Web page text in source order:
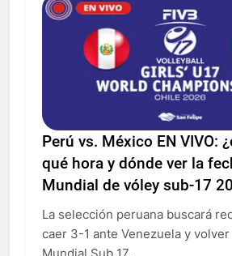
Perú vs. México EN VIVO:
qué hora y dónde ver la
Mundial de vóley sub-17
La selección peruana buscará
caer 3-1 ante Venezuela y